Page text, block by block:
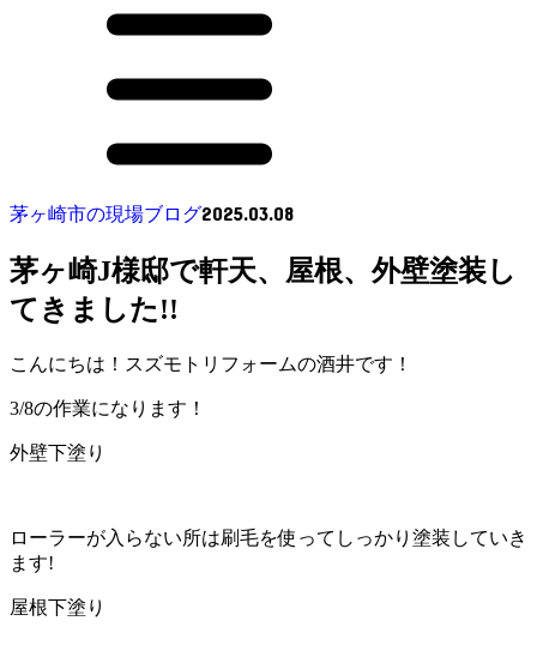
茅ヶ崎市の現場ブログ2025.03.08
茅ヶ崎J様邸で軒天、屋根、外壁塗装し
てきました!!
こんにちは！スズモトリフォームの酒井です！
3/8の作業になります！
外壁下塗り
ローラーが入らない所は刷毛を使ってしっかり塗装していき
ます!
屋根下塗り